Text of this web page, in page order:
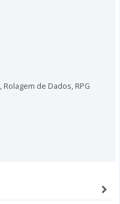
, Rolagem de Dados, RPG